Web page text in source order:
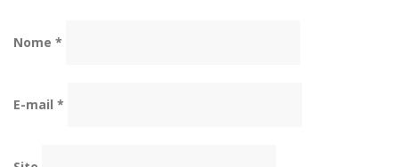
Nome *
E-mail *